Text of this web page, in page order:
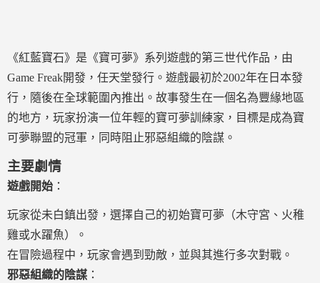
《紅藍寶石》是《寶可夢》系列遊戲的第三世代作品，由
Game Freak開發，任天堂發行。遊戲最初於2002年在日本發
行，隨後在全球範圍內推出。故事發生在一個名為豐緣地區
的地方，玩家扮演一位年輕的寶可夢訓練家，目標是成為寶
可夢聯盟的冠軍，同時阻止邪惡組織的陰謀。
主要劇情
遊戲開始 ：
玩家從未白鎮出發，選擇自己的初始寶可夢（木守宮、火稚
雞或水躍魚）。
在冒險過程中，玩家會遇到勁敵，並與其進行多次對戰。
邪惡組織的陰謀 ：